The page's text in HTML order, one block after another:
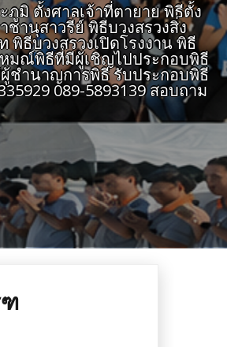
มิ ตั้งศาลเจ้าที่ตายาย พิธีตั้ง
ชานุสาวรีย์ พิธีบวงสรวงสิ่ง
ธีบวงสรวงเปิดโรงงาน พิธี
มณ์พิธีที่มีผู้เชิญไปประกอบพิธี
ชำนาญการพิธี รับประกอบพิธี
089-5893139 สอบถาม
ฑ